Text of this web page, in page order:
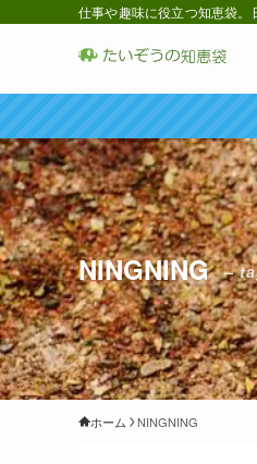
仕事や趣味に役立つ知恵袋
NINGNING –
ホーム NINGNING